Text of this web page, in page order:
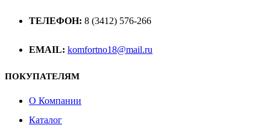
ТЕЛЕФОН: 8 (3412) 576-266
EMAIL: komfortno18@mail.ru
ПОКУПАТЕЛЯМ
О Компании
Каталог